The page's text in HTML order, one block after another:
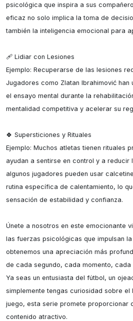
psicológica que inspira a sus
eficaz no solo implica la toma de
también la inteligencia emocional para
🩹 Lidiar con Lesiones
Ejemplo: Recuperarse de las lesiones
Jugadores como Zlatan Ibrahimović han
el ensayo mental durante la
mentalidad competitiva y acelerar su
🍀 Supersticiones y Rituales
Ejemplo: Muchos atletas tienen rituales
ayudan a sentirse en control y a reducir
algunos jugadores pueden usar
rutina específica de calentamiento, lo
sensación de estabilidad y confianza.
Únete a nosotros en este emocionante
las fuerzas psicológicas que impulsan
obtenemos una apreciación más
de cada segundo, cada momento, cada
Ya seas un entusiasta del fútbol, un
simplemente tengas curiosidad sobre el
juego, esta serie promete proporcionar
contenido atractivo.